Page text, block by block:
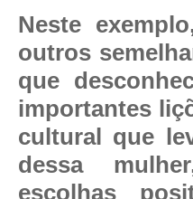
Neste
outros
que
importantes
cultural que
dessa
escolhas